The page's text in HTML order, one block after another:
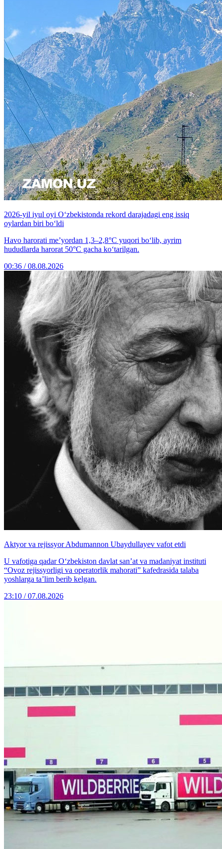
2026-yil iyul oyi O‘zbekistonda rekord darajadagi eng issiq
oylardan biri bo‘ldi
Havo harorati me’yordan 1,3–2,8°C yuqori bo‘lib, ayrim
hududlarda harorat 50°C gacha ko‘tarilgan.
00:36 / 08.08.2026
Aktyor va rejissyor Abdumannon Ubaydullayev vafot etdi
U vafotiga qadar O‘zbekiston davlat san’at va madaniyat instituti
“Ovoz rejissyorligi va operatorlik mahorati” kafedrasida talaba
yoshlarga ta’lim berib kelgan.
23:10 / 07.08.2026